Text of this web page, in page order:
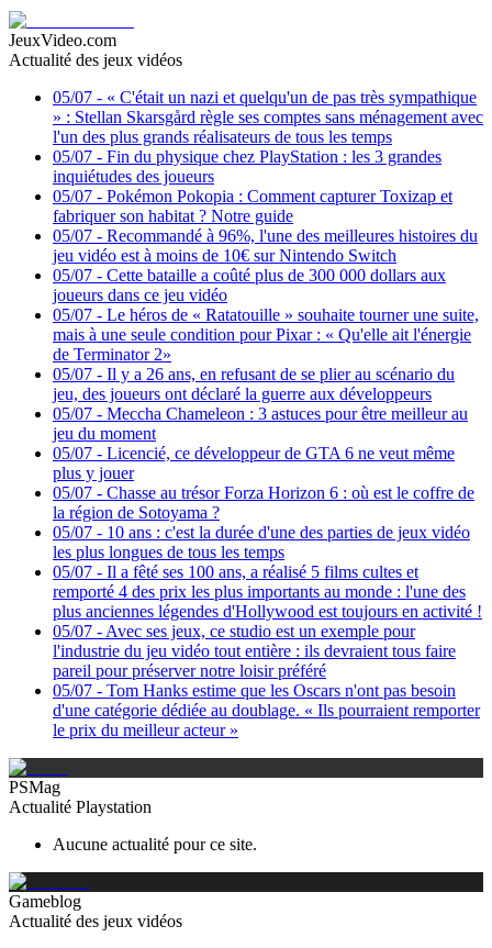
JeuxVideo.com
Actualité des jeux vidéos
05/07 - « C'était un nazi et quelqu'un de pas très sympathique
» : Stellan Skarsgård règle ses comptes sans ménagement avec
l'un des plus grands réalisateurs de tous les temps
05/07 - Fin du physique chez PlayStation : les 3 grandes
inquiétudes des joueurs
05/07 - Pokémon Pokopia : Comment capturer Toxizap et
fabriquer son habitat ? Notre guide
05/07 - Recommandé à 96%, l'une des meilleures histoires du
jeu vidéo est à moins de 10€ sur Nintendo Switch
05/07 - Cette bataille a coûté plus de 300 000 dollars aux
joueurs dans ce jeu vidéo
05/07 - Le héros de « Ratatouille » souhaite tourner une suite,
mais à une seule condition pour Pixar : « Qu'elle ait l'énergie
de Terminator 2»
05/07 - Il y a 26 ans, en refusant de se plier au scénario du
jeu, des joueurs ont déclaré la guerre aux développeurs
05/07 - Meccha Chameleon : 3 astuces pour être meilleur au
jeu du moment
05/07 - Licencié, ce développeur de GTA 6 ne veut même
plus y jouer
05/07 - Chasse au trésor Forza Horizon 6 : où est le coffre de
la région de Sotoyama ?
05/07 - 10 ans : c'est la durée d'une des parties de jeux vidéo
les plus longues de tous les temps
05/07 - Il a fêté ses 100 ans, a réalisé 5 films cultes et
remporté 4 des prix les plus importants au monde : l'une des
plus anciennes légendes d'Hollywood est toujours en activité !
05/07 - Avec ses jeux, ce studio est un exemple pour
l'industrie du jeu vidéo tout entière : ils devraient tous faire
pareil pour préserver notre loisir préféré
05/07 - Tom Hanks estime que les Oscars n'ont pas besoin
d'une catégorie dédiée au doublage. « Ils pourraient remporter
le prix du meilleur acteur »
PSMag
Actualité Playstation
Aucune actualité pour ce site.
Gameblog
Actualité des jeux vidéos